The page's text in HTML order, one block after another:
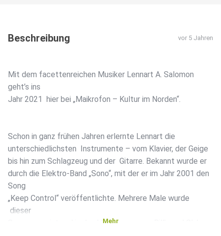
Beschreibung vor 5 Jahren
Mit dem facettenreichen Musiker Lennart A. Salomon
geht’s ins
Jahr 2021 hier bei „Maikrofon – Kultur im Norden“.
Schon in ganz frühen Jahren erlernte Lennart die
unterschiedlichsten Instrumente – vom Klavier, der Geige
bis hin zum Schlagzeug und der Gitarre. Bekannt wurde er
durch die Elektro-Band „Sono“, mit der er im Jahr 2001 den
Song
„Keep Control“ veröffentlichte. Mehrere Male wurde
dieser
Song geremixt und in den USA sogar zum „Billboard Club
Mehr